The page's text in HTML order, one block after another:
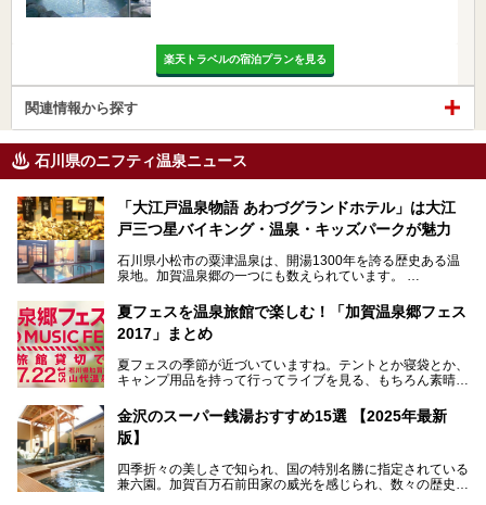
楽天トラベルの宿泊プランを見る
関連情報から探す
石川県のニフティ温泉ニュース
「大江戸温泉物語 あわづグランドホテル」は大江
戸三つ星バイキング・温泉・キッズパークが魅力
石川県小松市の粟津温泉は、開湯1300年を誇る歴史ある温
泉地。加賀温泉郷の一つにも数えられています。
その粟津温泉に建つ「大江戸温泉物語 あわづグランドホテ
ル」（以下、あわづグランドホテル）は客室数97室のホテ
ルで、昨年2024年12月に露天風呂を新設。充実したキッズ
2025年7月からは「大江戸三つ星バイキング」がスタート！
───
提供元：大江戸温泉物語ホテルズ＆リゾーツ株式会社【P
この記事は大江戸温泉物語 あわづグランドホテルのPR記事
です。
夏フェスを温泉旅館で楽しむ！「加賀温泉郷フェス
2017」まとめ
夏フェスの季節が近づいていますね。テントとか寝袋とか、
キャンプ用品を持って行ってライブを見る、もちろん素晴ら
いやでもね、暑いし汗や砂埃でドロドロになるしうるさくて
夜は寝られないし、若い時はそういうのが良かったんですけ
今、もうちょっと気楽なフェスはないかな、と探してたらあ
りましたよ！
金沢のスーパー銭湯おすすめ15選 【2025年最新
版】
四季折々の美しさで知られ、国の特別名勝に指定されている
兼六園。加賀百万石前田家の威光を感じられ、数々の歴史的